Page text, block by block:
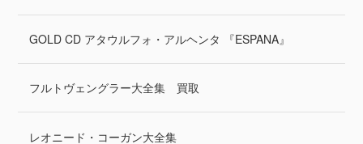
GOLD CD アタウルフォ・アルヘンタ 『ESPANA』
フルトヴェングラー大全集 買取
レオニード・コーガン大全集